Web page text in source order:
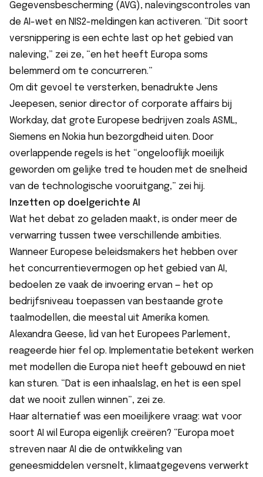
Gegevensbescherming (AVG), nalevingscontroles van
de AI-wet en NIS2-meldingen kan activeren. “Dit soort
versnippering is een echte last op het gebied van
naleving,” zei ze, “en het heeft Europa soms
belemmerd om te concurreren.”
Om dit gevoel te versterken, benadrukte Jens
Jeepesen, senior director of corporate affairs bij
Workday, dat grote Europese bedrijven zoals ASML,
Siemens en Nokia hun bezorgdheid uiten. Door
overlappende regels is het “ongelooflijk moeilijk
geworden om gelijke tred te houden met de snelheid
van de technologische vooruitgang,” zei hij.
Inzetten op doelgerichte AI
Wat het debat zo geladen maakt, is onder meer de
verwarring tussen twee verschillende ambities.
Wanneer Europese beleidsmakers het hebben over
het concurrentievermogen op het gebied van AI,
bedoelen ze vaak de invoering ervan — het op
bedrijfsniveau toepassen van bestaande grote
taalmodellen, die meestal uit Amerika komen.
Alexandra Geese, lid van het Europees Parlement,
reageerde hier fel op. Implementatie betekent werken
met modellen die Europa niet heeft gebouwd en niet
kan sturen. “Dat is een inhaalslag, en het is een spel
dat we nooit zullen winnen”, zei ze.
Haar alternatief was een moeilijkere vraag: wat voor
soort AI wil Europa eigenlijk creëren? “Europa moet
streven naar AI die de ontwikkeling van
geneesmiddelen versnelt, klimaatgegevens verwerkt